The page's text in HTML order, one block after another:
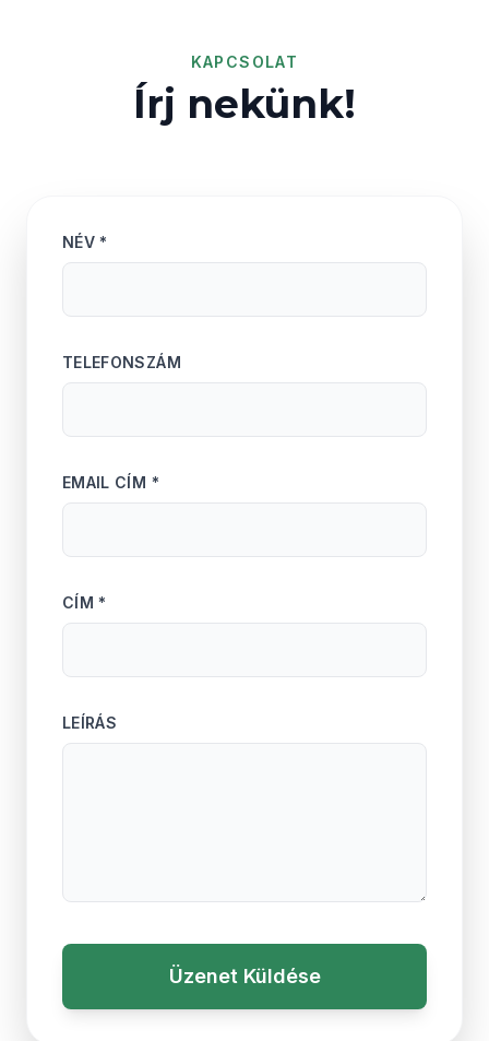
KAPCSOLAT
Írj nekünk!
NÉV *
TELEFONSZÁM
EMAIL CÍM *
CÍM *
LEÍRÁS
Üzenet Küldése